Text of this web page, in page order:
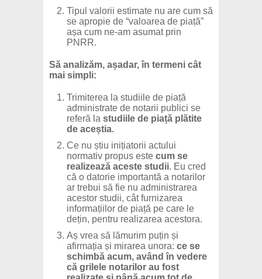
Tipul valorii estimate nu are cum să
se apropie de “valoarea de piață”
așa cum ne-am asumat prin
PNRR.
Să analizăm, așadar, în termeni cât
mai simpli:
Trimiterea la studiile de piață
administrate de notarii publici se
referă la studiile de piață plătite
de aceștia.
Ce nu știu inițiatorii actului
normativ propus este cum se
realizează aceste studii. Eu cred
că o datorie importantă a notarilor
ar trebui să fie nu administrarea
acestor studii, cât furnizarea
informațiilor de piață pe care le
dețin, pentru realizarea acestora.
Aș vrea să lămurim puțin și
afirmația și mirarea unora: ce se
schimbă acum, având în vedere
că grilele notarilor au fost